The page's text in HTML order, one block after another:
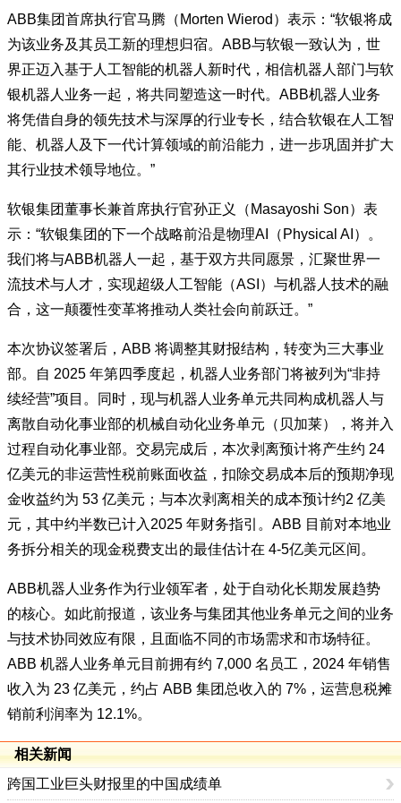
ABB集团首席执行官马腾（Morten Wierod）表示：“软银将成
为该业务及其员工新的理想归宿。ABB与软银一致认为，世
界正迈入基于人工智能的机器人新时代，相信机器人部门与软
银机器人业务一起，将共同塑造这一时代。ABB机器人业务
将凭借自身的领先技术与深厚的行业专长，结合软银在人工智
能、机器人及下一代计算领域的前沿能力，进一步巩固并扩大
其行业技术领导地位。”
软银集团董事长兼首席执行官孙正义（Masayoshi Son）表
示：“软银集团的下一个战略前沿是物理AI（Physical AI）。
我们将与ABB机器人一起，基于双方共同愿景，汇聚世界一
流技术与人才，实现超级人工智能（ASI）与机器人技术的融
合，这一颠覆性变革将推动人类社会向前跃迁。”
本次协议签署后，ABB 将调整其财报结构，转变为三大事业
部。自 2025 年第四季度起，机器人业务部门将被列为“非持
续经营”项目。同时，现与机器人业务单元共同构成机器人与
离散自动化事业部的机械自动化业务单元（贝加莱），将并入
过程自动化事业部。交易完成后，本次剥离预计将产生约 24
亿美元的非运营性税前账面收益，扣除交易成本后的预期净现
金收益约为 53 亿美元；与本次剥离相关的成本预计约2 亿美
元，其中约半数已计入2025 年财务指引。ABB 目前对本地业
务拆分相关的现金税费支出的最佳估计在 4-5亿美元区间。
ABB机器人业务作为行业领军者，处于自动化长期发展趋势
的核心。如此前报道，该业务与集团其他业务单元之间的业务
与技术协同效应有限，且面临不同的市场需求和市场特征。
ABB 机器人业务单元目前拥有约 7,000 名员工，2024 年销售
收入为 23 亿美元，约占 ABB 集团总收入的 7%，运营息税摊
销前利润率为 12.1%。
相关新闻
跨国工业巨头财报里的中国成绩单